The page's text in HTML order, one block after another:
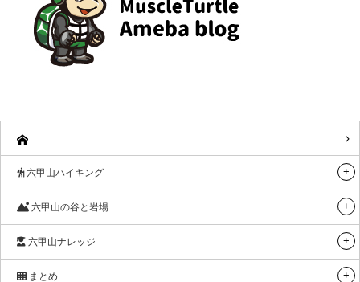
六甲山ハイキング
六甲山の谷と岩場
六甲山ナレッジ
まとめ